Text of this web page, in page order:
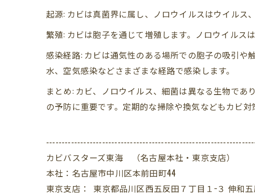
起源: カビは真菌界に属し、ノロウイルスはウイルス
繁殖: カビは胞子を通じて増殖します。ノロウイルス
感染経路: カビは通気性のある場所での胞子の吸引や
水、空気感染などさまざまな経路で感染します。
まとめ: カビ、ノロウイルス、細菌は異なる生物で
の予防に重要です。定期的な掃除や換気などもカビ対
カビバスターズ東海 （名古屋本社・東京支店）
本社：名古屋市中川区本前田町44
東京支店： 東京都品川区西五反田７丁目１−３ 伸和